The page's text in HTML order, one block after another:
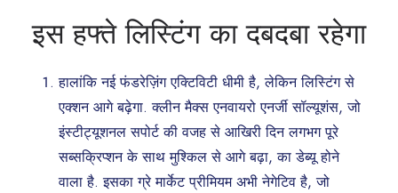
इस हफ्ते लिस्टिंग का दबदबा रहेगा
हालांकि नई फंडरेज़िंग एक्टिविटी धीमी है, लेकिन लिस्टिंग से
एक्शन आगे बढ़ेगा. क्लीन मैक्स एनवायरो एनर्जी सॉल्यूशंस, जो
इंस्टीट्यूशनल सपोर्ट की वजह से आखिरी दिन लगभग पूरे
सब्सक्रिप्शन के साथ मुश्किल से आगे बढ़ा, का डेब्यू होने
वाला है. इसका ग्रे मार्केट प्रीमियम अभी नेगेटिव है, जो